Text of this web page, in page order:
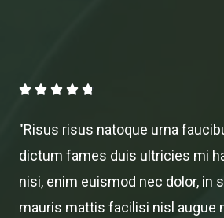
    
8
/
5
"Risus risus natoque urna
dictum fames duis ultricies mi
nisi, enim euismod nec dolor, in
mauris mattis facilisi nisl augue